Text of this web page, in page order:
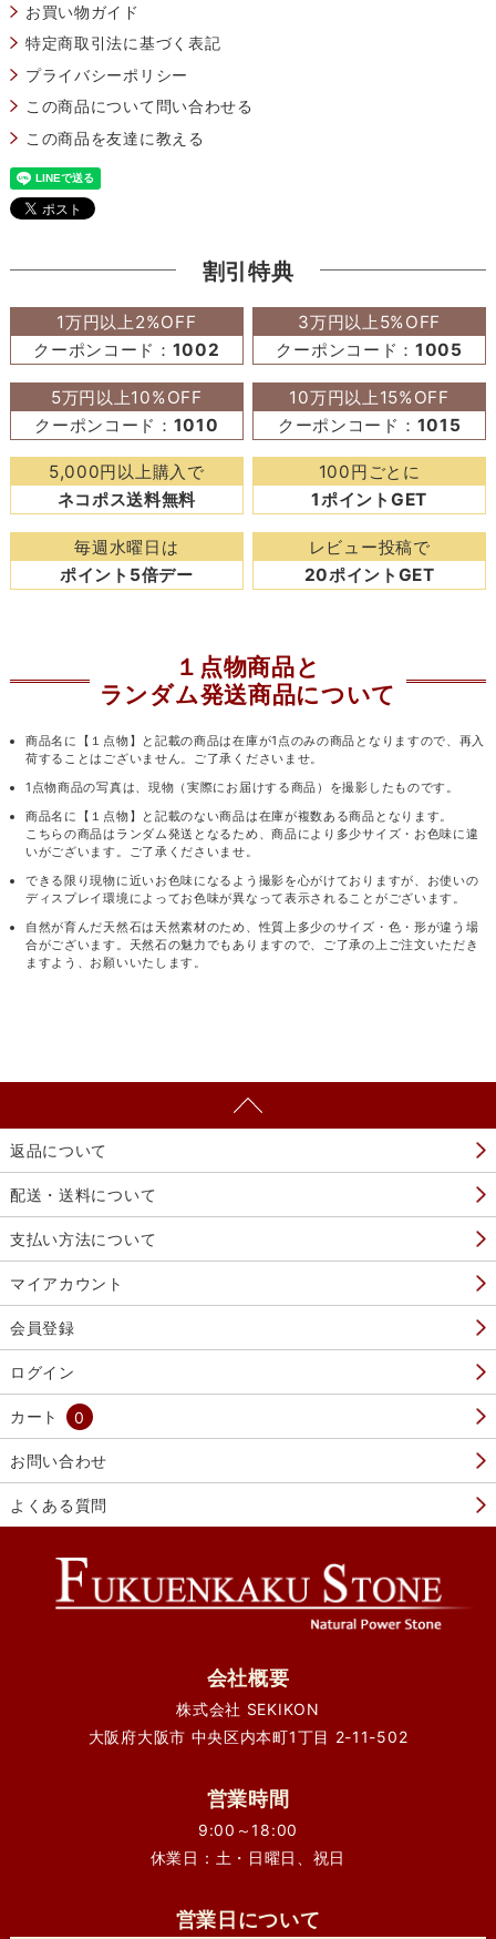
お買い物ガイド
特定商取引法に基づく表記
プライバシーポリシー
この商品について問い合わせる
この商品を友達に教える
割引特典
1万円以上2%OFF
クーポンコード： 1002
3万円以上5%OFF
クーポンコード：1005
5万円以上10%OFF
クーポンコード： 1010
10万円以上15%OFF
クーポンコード： 1015
5,000円以上購入で
ネコポス送料無料
100円ごとに
1ポイントGET
毎週水曜日は
ポイント5倍デー
レビュー投稿で
20ポイントGET
１点物商品と
ランダム発送商品について
商品名に【１点物】と記載の商品は在庫が1点のみの商品となりますので、再入
荷することはございません。ご了承くださいませ。
1点物商品の写真は、現物（実際にお届けする商品）を撮影したものです。
商品名に【１点物】と記載のない商品は在庫が複数ある商品となります。
こちらの商品はランダム発送となるため、商品により多少サイズ・お色味に違
いがございます。ご了承くださいませ。
できる限り現物に近いお色味になるよう撮影を心がけておりますが、お使いの
ディスプレイ環境によってお色味が異なって表示されることがございます。
自然が育んだ天然石は天然素材のため、性質上多少のサイズ・色・形が違う場
合がございます。天然石の魅力でもありますので、ご了承の上ご注文いただき
ますよう、お願いいたします。
返品について
配送・送料について
支払い方法について
マイアカウント
会員登録
ログイン
カート 0
お問い合わせ
よくある質問
会社概要
株式会社 SEKIKON
大阪府大阪市 中央区内本町1丁目 2-11-502
営業時間
9:00～18:00
休業日：土・日曜日、祝日
営業日について